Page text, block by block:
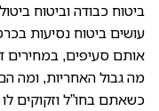
ביטוח כבודה וביטוח
עושים ביטוח נסיעות
אותם סעיפים, במחירים
מה גבול האחריות, ומה
כשאתם בחו”ל וזקוקים